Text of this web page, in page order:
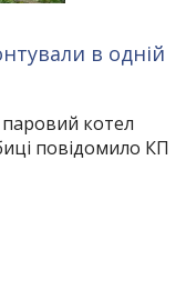
в одній
котел
повідомило КП